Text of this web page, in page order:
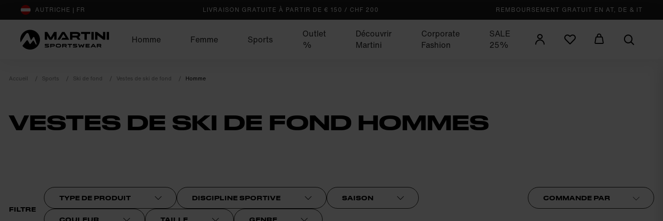
sr.Table Of ContentAUTRICHE | FR LIVRAISON GRATUITE À PARTIR DE € 150 / CHF 200 REMBOURSEMENT GRATUIT EN AT, DE & IT
Homme Femme Sports
Outlet
%
Découvrir
Martini
Corporate
Fashion
SALE
25%
Accueil Sports Ski de fond Vestes de ski de fond Homme
VESTES DE SKI DE FOND HOMMES
FILTRE
TYPE DE PRODUIT DISCIPLINE SPORTIVE SAISON
COULEUR TAILLE GENRE
Commande par